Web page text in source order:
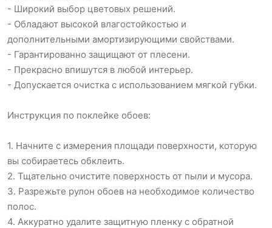
- Широкий выбор цветовых решений.
- Обладают высокой влагостойкостью и
дополнительными амортизирующими свойствами.
- Гарантированно защищают от плесени.
- Прекрасно впишутся в любой интерьер.
- Допускается очистка с использованием мягкой губки.
Инструкция по поклейке обоев:
1. Начните с измерения площади поверхности, которую
вы собираетесь обклеить.
2. Тщательно очистите поверхность от пыли и мусора.
3. Разрежьте рулон обоев на необходимое количество
полос.
4. Аккуратно удалите защитную пленку с обратной